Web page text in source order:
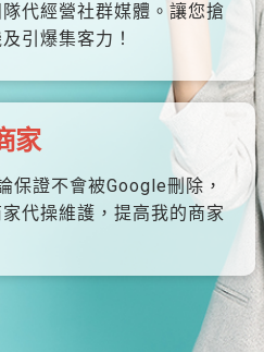
代經營社群媒體。讓您搶
引爆集客力！
家
保證不會被Google刪除，
代操維護，提高我的商家